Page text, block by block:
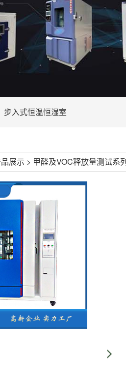
步入式恒温恒湿室
展示 > 甲醛及VOC释放量测试系